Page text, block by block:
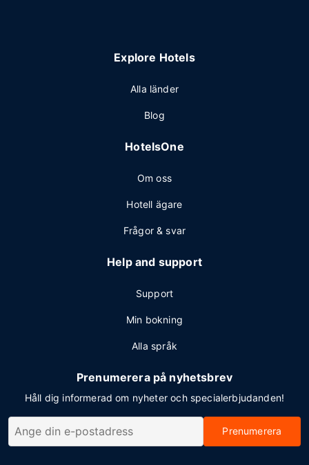
Explore Hotels
Alla länder
Blog
HotelsOne
Om oss
Hotell ägare
Frågor & svar
Help and support
Support
Min bokning
Alla språk
Prenumerera på nyhetsbrev
Håll dig informerad om nyheter och specialerbjudanden!
Prenumerera